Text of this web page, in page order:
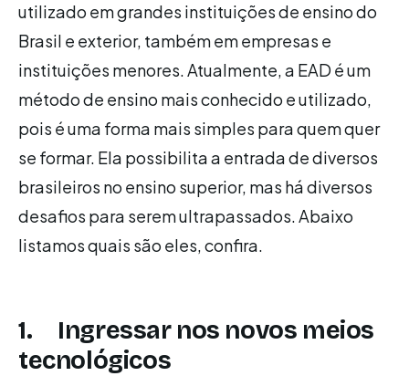
utilizado em grandes instituições de ensino do
Brasil e exterior, também em empresas e
instituições menores. Atualmente, a EAD é um
método de ensino mais conhecido e utilizado,
pois é uma forma mais simples para quem quer
se formar. Ela possibilita a entrada de diversos
brasileiros no ensino superior, mas há diversos
desafios para serem ultrapassados. Abaixo
listamos quais são eles, confira.
1. Ingressar nos novos meios
tecnológicos